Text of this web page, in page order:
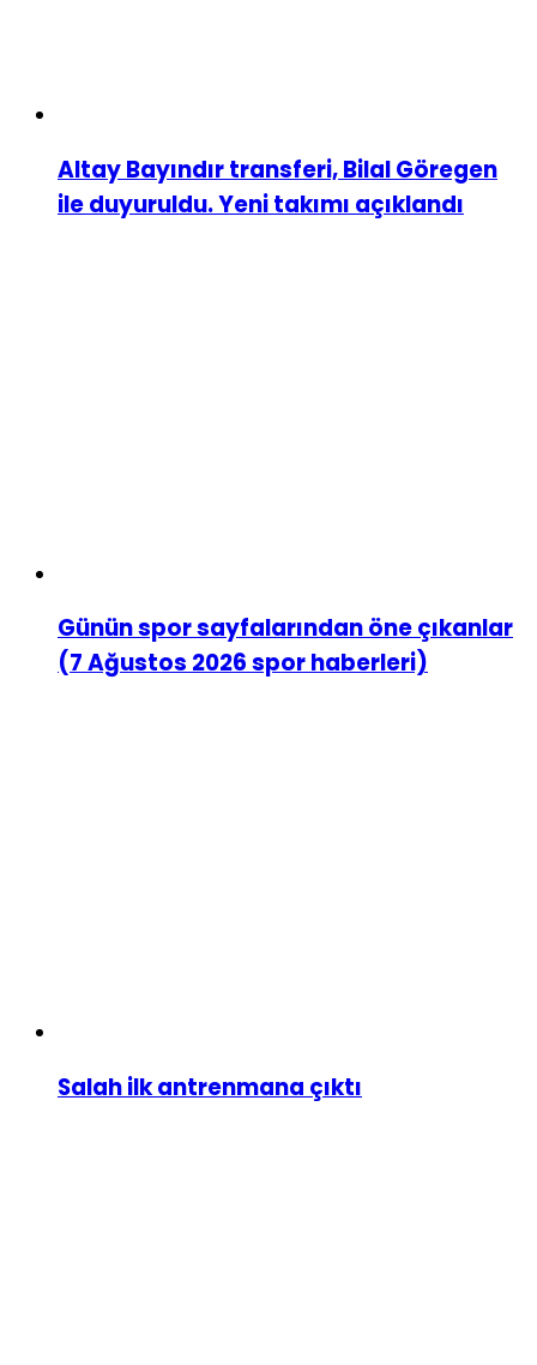
Altay Bayındır transferi, Bilal Göregen
ile duyuruldu. Yeni takımı açıklandı
Günün spor sayfalarından öne çıkanlar
(7 Ağustos 2026 spor haberleri)
Salah ilk antrenmana çıktı